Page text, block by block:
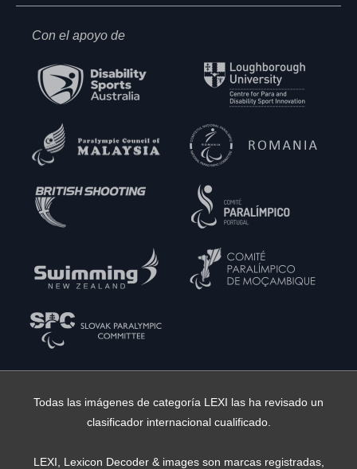
Con el apoyo de
Todas las imágenes de categoría LEXI las ha revisado un
clasificador internacional cualificado.
LEXI, Lexicon Decoder & images son marcas registradas,